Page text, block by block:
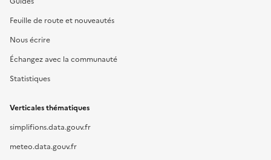
Feuille de route et nouveautés
Nous écrire
Échangez avec la communauté
Statistiques
Verticales thématiques
simplifions.data.gouv.fr
meteo.data.gouv.fr